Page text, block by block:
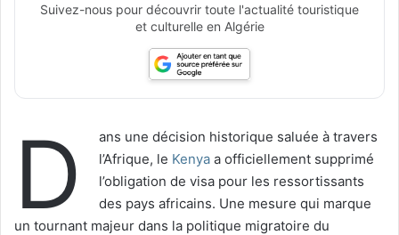
Suivez-nous pour découvrir toute l'actualité touristique
et culturelle en Algérie
D
ans une décision historique saluée à travers
l’Afrique, le Kenya a officiellement supprimé
l’obligation de visa pour les ressortissants
des pays africains. Une mesure qui marque
un tournant majeur dans la politique migratoire du